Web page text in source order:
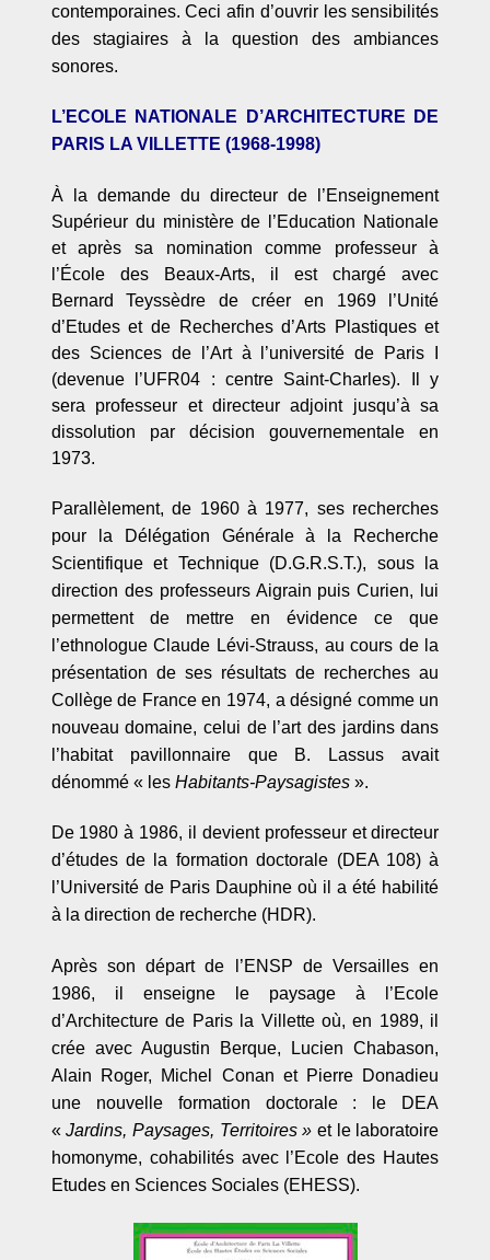
contemporaines. Ceci afin d’ouvrir les sensibilités
des stagiaires à
la question des ambiances
sonores.
L’ECOLE NATIONALE D’ARCHITECTURE DE
PARIS LA VILLETTE (1968-1998)
À la demande du directeur de l’Enseignement
Supérieur du ministère de l’Education Nationale
et après sa nomination comme professeur à
l’École des Beaux-Arts, il est chargé avec
Bernard Teyssèdre de créer en 1969 l’Unité
d’Etudes et de Recherches d’Arts Plastiques et
des Sciences de l’Art à l’université de Paris I
(devenue l’UFR04 : centre Saint-Charles). Il y
sera professeur et directeur adjoint jusqu’à sa
dissolution par décision gouvernementale en
1973.
Parall èlement, de 1960 à 1977, ses recherches
pour la Dél égation Générale à la Recherche
Scientifique et Technique (D.G.R.S.T.), sous la
direction des professeurs Aigrain puis Curien, lui
permettent de mettre en évidence ce que
’ethnologue Claude Lévi-Strauss, au cours de la
présentation de ses résultats de recherches au
Collège de France en 1974, a désigné comme un
nouveau domaine, celui de l ’art des jardins dans
’habitat pavillonnaire que B. Lassus avait
dénommé « les Habitants-Paysagistes ».
De 1980 à 1986, il devient professeur et directeur
d’études de la formation doctorale (DEA 108) à
l’Université de Paris Dauphine où il a été habilité
à la direction de recherche (HDR).
Après son départ de l ’ENSP de Versailles en
1986, il enseigne le paysage à
l’Ecole
d’Architecture de Paris la Villette où, en 1989, il
crée avec Augustin Berque, Lucien Chabason,
Alain Roger, Michel Conan et Pierre Donadieu
une nouvelle formation doctorale
: le DEA
«Jardins, Paysages, Territoires» et le laboratoire
homonyme, cohabilités avec l ’Ecole des Hautes
Etudes en Sciences Sociales (EHESS).